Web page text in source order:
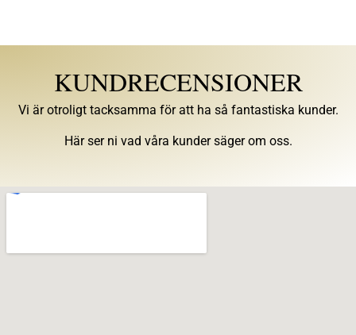
KUNDRECENSIONER
Vi är otroligt tacksamma för att ha så fantastiska kunder.
Här ser ni vad våra kunder säger om oss.